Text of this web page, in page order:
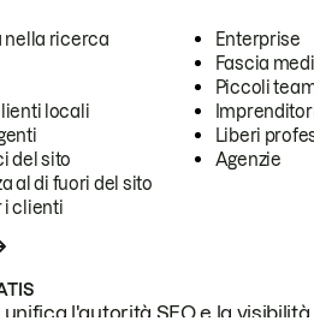
nella ricerca
locali
del sito
al di fuori del sito
i clienti
Enterprise
Fascia
Piccoli
Liberi
Agenzie
l'autorità SEO e la visibilità